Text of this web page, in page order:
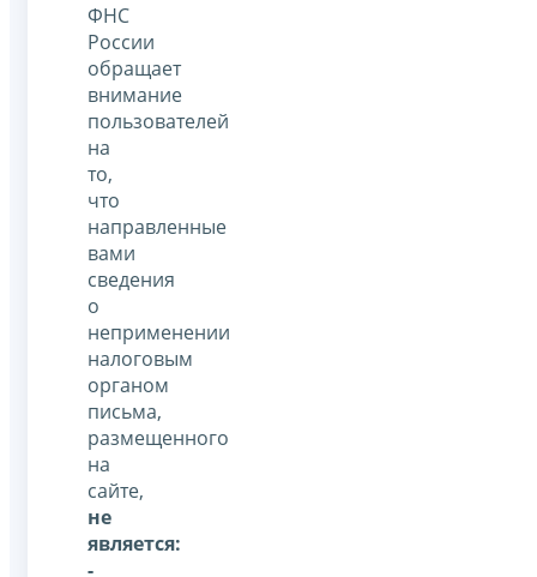
ФНС
России
обращает
внимание
пользователей
на
то,
что
направленные
вами
сведения
о
неприменении
налоговым
органом
письма,
размещенного
на
сайте,
не
является:
-